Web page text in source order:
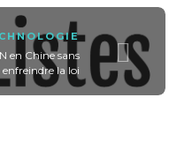
en Chine sans
enfreindre la loi